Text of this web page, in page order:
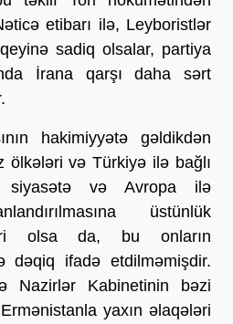
etibarı ilə, Leyboristlər
sadiq olsalar, partiya
İrana qarşı daha sərt
hakimiyyətə gəldikdən
ölkələri və Türkiyə ilə bağlı
və Avropa ilə
üstünlük
olsa da, bu onların
dəqiq ifadə etdilməmişdir.
Nazirlər Kabinetinin bəzi
yaxın əlaqələri